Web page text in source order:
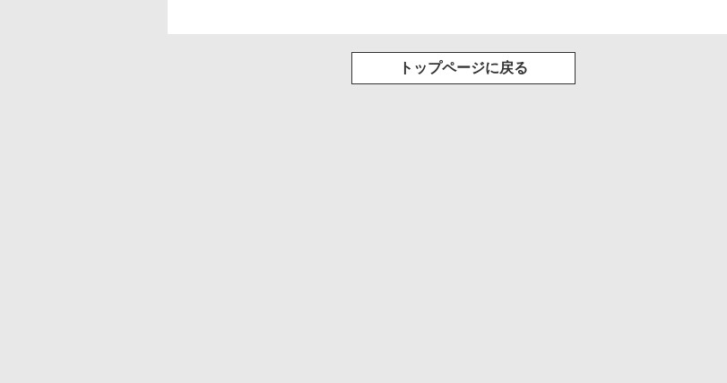
トップページに戻る